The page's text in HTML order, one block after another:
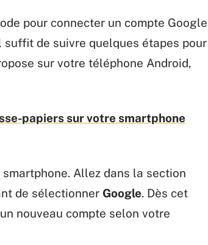
pour connecter un compte Google
de suivre quelques étapes pour
sur votre téléphone Android,
papiers sur votre smartphone
Allez dans la section
de sélectionner Google. Dès cet
nouveau compte selon votre